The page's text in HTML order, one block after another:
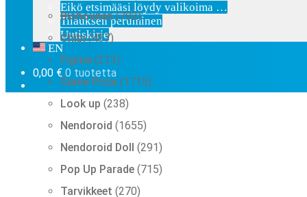
Eikö etsimääsi löydy valikoima …
Tilauksen peruminen
Uutiskirje
EN
0,00 € 0 tuotetta
tuotetta
Bishounen 792792
tuotetta
Chibi 437437
tuotetta
Figma 213213
tuotetta
Game Prize 17151715
tuotetta
Look up 238238
tuotetta
Nendoroid
16551655
tuotetta
Nendoroid Doll
291 291
tuotetta
Pop Up Parade 715715
tuotetta
Tarvikkeet 270270